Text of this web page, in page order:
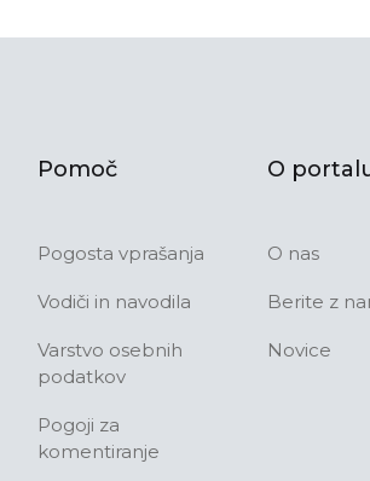
Pomoč
Pogosta vprašanja
Vodiči in navodila
Varstvo osebnih
podatkov
Pogoji za
komentiranje
O
O nas
Berite z
Novice